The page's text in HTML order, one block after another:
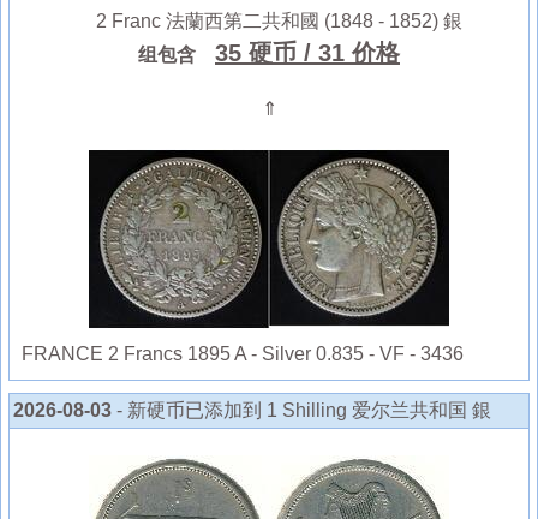
2 Franc 法蘭西第二共和國 (1848 - 1852) 銀
组包含
35 硬币 / 31 价格
⇑
FRANCE 2 Francs 1895 A - Silver 0.835 - VF - 3436
2026-08-03 - 新硬币已添加到 1 Shilling 爱尔兰共和国 銀